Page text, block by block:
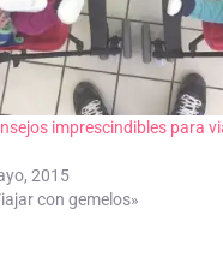
imprescindibles para
2015
con gemelos»